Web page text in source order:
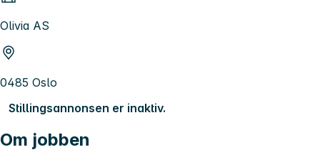
Olivia AS
0485 Oslo
Stillingsannonsen er inaktiv.
Om jobben